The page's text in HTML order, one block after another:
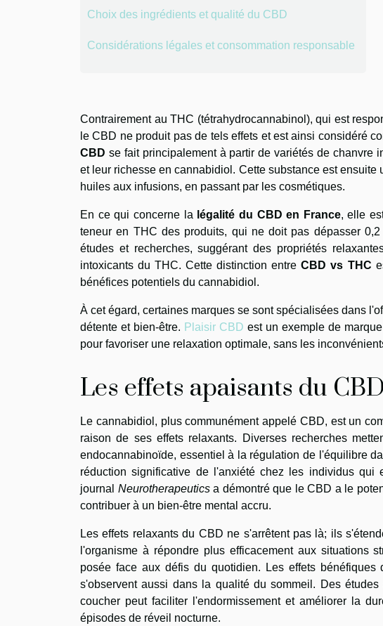
Choix des ingrédients et qualité du CBD
Considérations légales et consommation responsable
Contrairement au THC (tétrahydrocannabinol), qui est
le CBD ne produit pas de tels effets et est ainsi considéré
CBD se fait principalement à partir de variétés de chanvre
et leur richesse en cannabidiol. Cette substance est
huiles aux infusions, en passant par les cosmétiques.
En ce qui concerne la légalité du CBD en France, elle
teneur en THC des produits, qui ne doit pas dépasser
études et recherches, suggérant des propriétés
intoxicants du THC. Cette distinction entreCBD vs THC
bénéfices potentiels du cannabidiol.
À cet égard, certaines marques se sont spécialisées dans
détente et bien-être. Plaisir CBD est un exemple de
pour favoriser une relaxation optimale, sans les
Les effets apaisants du CBD
Le cannabidiol, plus communément appelé CBD, est un
raison de ses effets relaxants. Diverses recherches
endocannabinoïde, essentiel à la régulation de l'équilibre
réduction significative de l'anxiété chez les individus
journal Neurotherapeuticsa démontré que le CBD a le
contribuer à un bien-être mental accru.
Les effets relaxants du CBD ne s'arrêtent pas là; ils
l'organisme à répondre plus efficacement aux situations
posée face aux défis du quotidien. Les effets
s'observent aussi dans la qualité du sommeil. Des
coucher peut faciliter l'endormissement et améliorer la
épisodes de réveil nocturne.